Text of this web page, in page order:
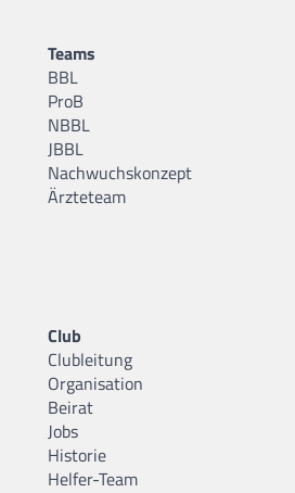
Teams
BBL
ProB
NBBL
JBBL
Nachwuchskonzept
Ärzteteam
Club
Clubleitung
Organisation
Beirat
Jobs
Historie
Helfer-Team